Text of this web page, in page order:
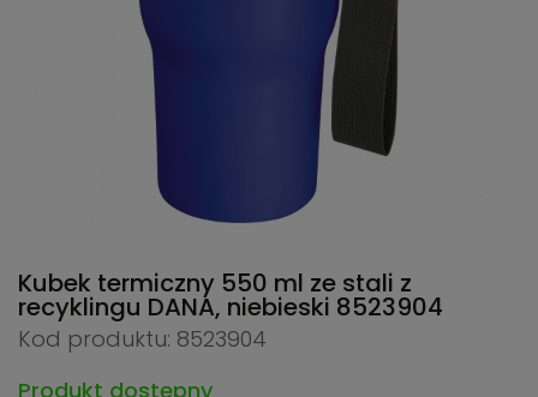
Kubek termiczny 550 ml ze stali z
recyklingu DANA, niebieski 8523904
Kod produktu: 8523904
Produkt dostępny